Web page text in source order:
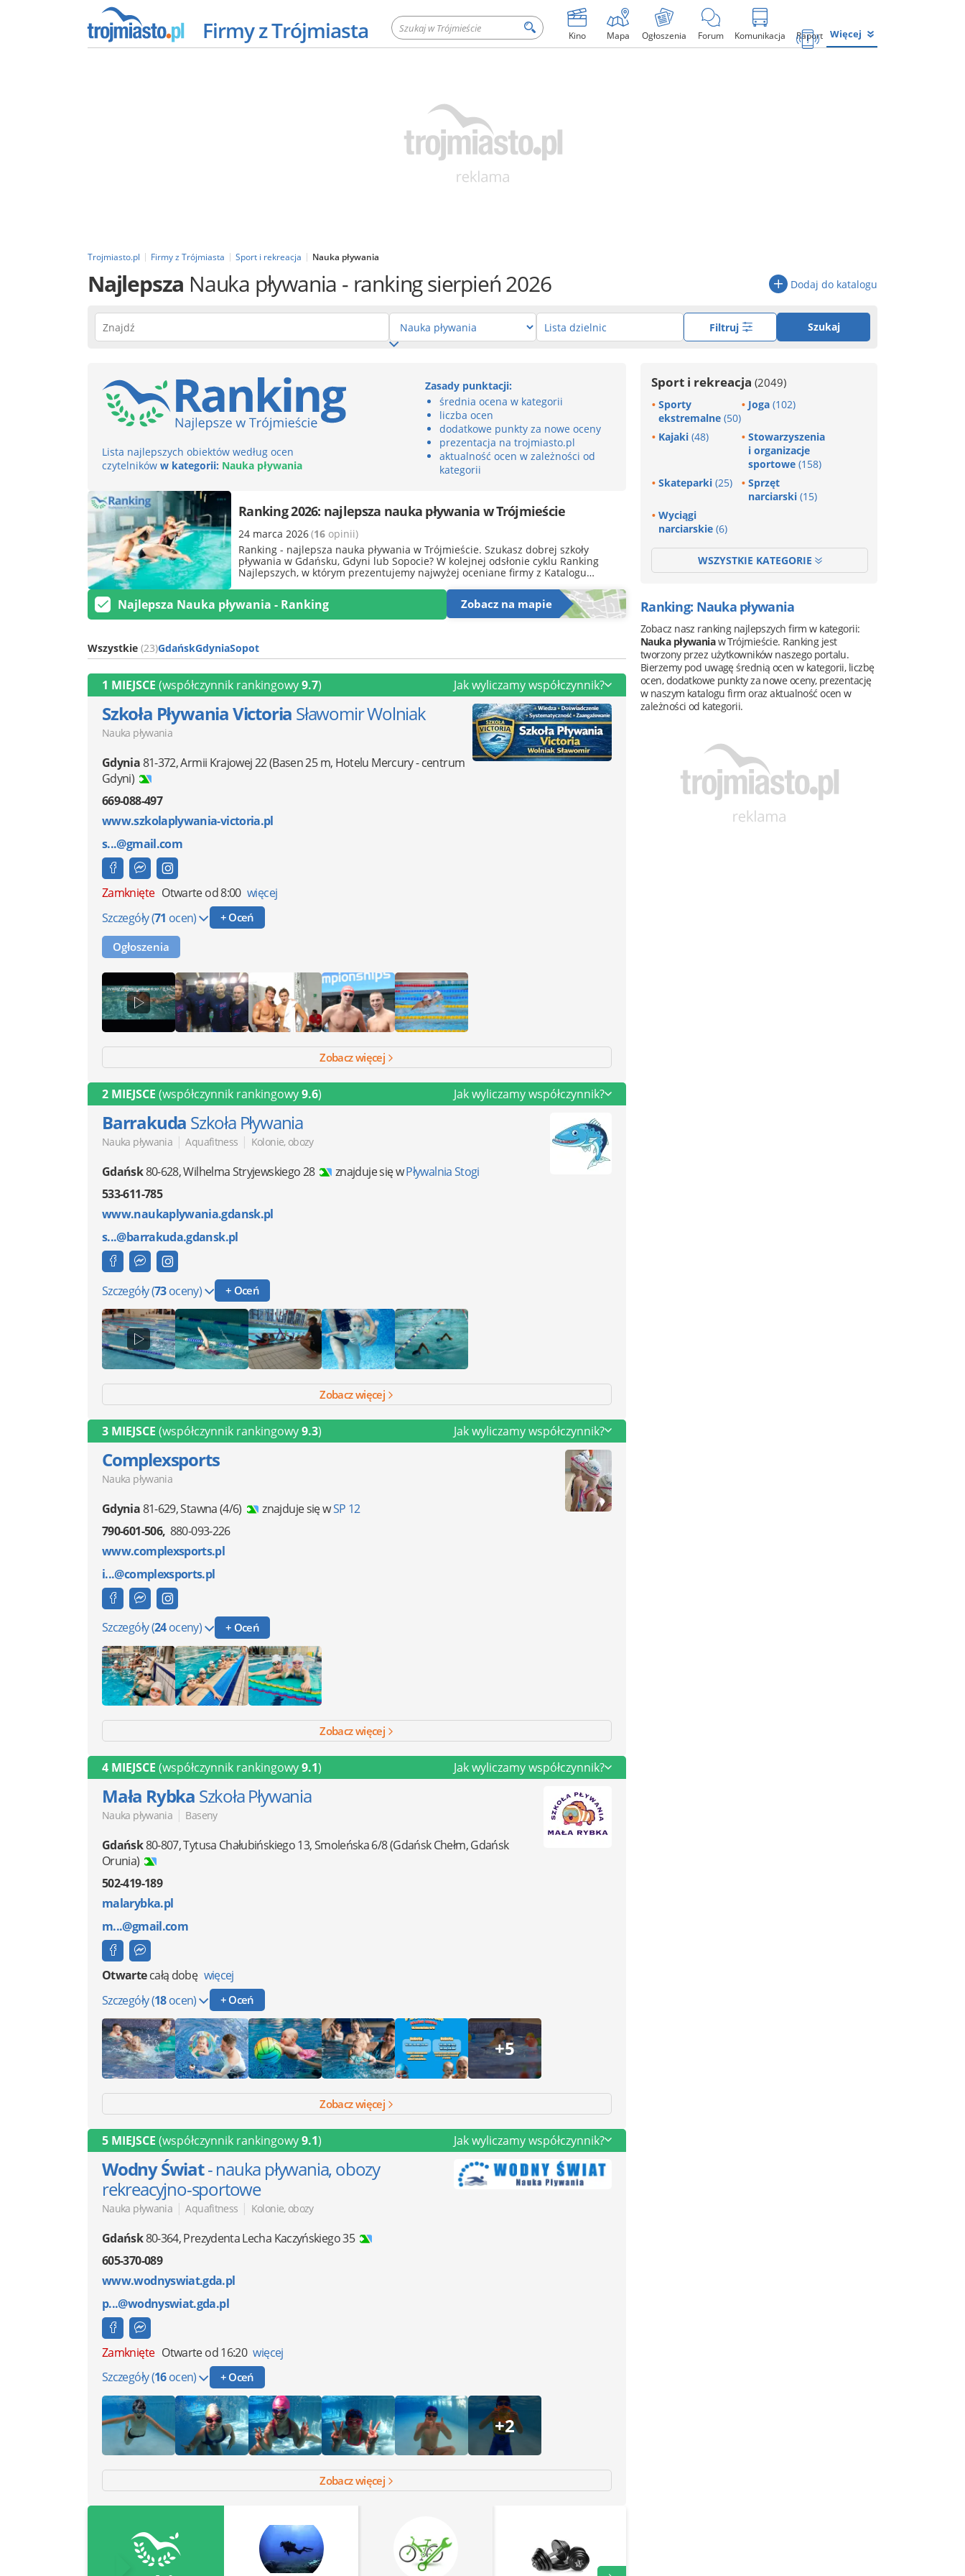
Firmy z Trójmiasta Kino Mapa Ogłoszenia Forum Komunikacja Raport Więcej
Trojmiasto.pl Firmy z Trójmiasta Sport i rekreacja Nauka pływania
Najlepsza Nauka pływania - ranking sierpień 2026 Dodaj do katalogu
Filtruj Szukaj
Lista najlepszych obiektów według ocen
czytelników w kategorii: Nauka pływania
Zasady punktacji:
średnia ocena w kategorii
liczba ocen
dodatkowe punkty za nowe oceny
prezentacja na trojmiasto.pl
aktualność ocen w zależności od
kategorii
Ranking 2026: najlepsza nauka pływania w Trójmieście
Ranking - najlepsza nauka pływania w Trójmieście. Szukasz dobrej szkoły
pływania w Gdańsku, Gdyni lub Sopocie? W kolejnej odsłonie cyklu Ranking
Najlepszych, w którym prezentujemy najwyżej oceniane firmy z Katalogu
pływania w Trójmieście. 27 marca 2026 r. zostaną opublikowani najlepsi
doradcy kredytowi w Trójmieście.
24 marca 2026(16 opinii)
Najlepsza Nauka pływania - Ranking Zobacz na mapie
Wszystkie (23)GdańskGdyniaSopot
1 MIEJSCE (współczynnik rankingowy9.7) Jak wyliczamy współczynnik?
Szkoła Pływania Victoria Sławomir Wolniak
Nauka pływania
Gdynia81-372,Armii Krajowej 22(Basen 25 m, Hotelu Mercury - centrum
Gdyni)
669-088-497
www.szkolaplywania-victoria.pl
s...@gmail.com
Zamknięte Otwarte od 8:00 więcej
Szczegóły(71 ocen) + Oceń
Ogłoszenia
Zobacz więcej
2 MIEJSCE (współczynnik rankingowy9.6) Jak wyliczamy współczynnik?
Barrakuda Szkoła Pływania
Nauka pływania | Aquafitness | Kolonie, obozy
Gdańsk80-628,Wilhelma Stryjewskiego 28 znajduje się wPływalnia Stogi
533-611-785
www.naukaplywania.gdansk.pl
s...@barrakuda.gdansk.pl
Szczegóły(73oceny) + Oceń
Zobacz więcej
3 MIEJSCE (współczynnik rankingowy9.3) Jak wyliczamy współczynnik?
Complexsports
Nauka pływania
Gdynia81-629,Stawna(4/6) znajduje się wSP 12
790-601-506 880-093-226
www.complexsports.pl
i...@complexsports.pl
Szczegóły(24oceny) + Oceń
Zobacz więcej
4 MIEJSCE (współczynnik rankingowy9.1) Jak wyliczamy współczynnik?
Mała Rybka Szkoła Pływania
Nauka pływania | Baseny
Gdańsk80-807,Tytusa Chałubińskiego 13, Smoleńska 6/8(Gdańsk Chełm, Gdańsk
Orunia)
502-419-189
malarybka.pl
m...@gmail.com
Otwartecałą dobę więcej
Szczegóły(18ocen) + Oceń
+5
Zobacz więcej
5 MIEJSCE (współczynnik rankingowy9.1) Jak wyliczamy współczynnik?
Wodny Świat- nauka pływania, obozy
rekreacyjno-sportowe
Nauka pływania | Aquafitness | Kolonie, obozy
Gdańsk80-364,Prezydenta Lecha Kaczyńskiego 35
605-370-089
www.wodnyswiat.gda.pl
p...@wodnyswiat.gda.pl
Zamknięte Otwarte od 16:20 więcej
Szczegóły(16ocen) + Oceń
+2
Zobacz więcej
Sport i rekreacja (2049)
Sporty
ekstremalne (50)
Joga (102)
Kajaki (48)
Stowarzyszenia
i organizacje
sportowe (158)
Skateparki (25)
Sprzęt
narciarski (15)
Wyciągi
narciarskie (6)
WSZYSTKIE KATEGORIE
Ranking: Nauka pływania
Zobacz nasz ranking najlepszych firm w kategorii:
Nauka pływaniaw Trójmieście. Ranking jest
tworzony przez użytkowników naszego portalu.
Bierzemy pod uwagę średnią ocen w kategorii, liczbę
ocen, dodatkowe punkty za nowe oceny, prezentację
w naszym katalogu firm oraz aktualność ocen w
zależności od kategorii.